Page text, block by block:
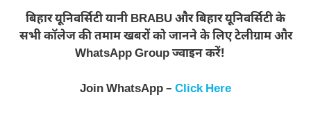
बिहार यूनिवर्सिटी यानी BRABU और बिहार यूनिवर्सिटी के
सभी कॉलेज की तमाम खबरों को जानने के लिए टेलीग्राम और
WhatsApp Group ज्वाइन करें!
Join WhatsApp – Click Here